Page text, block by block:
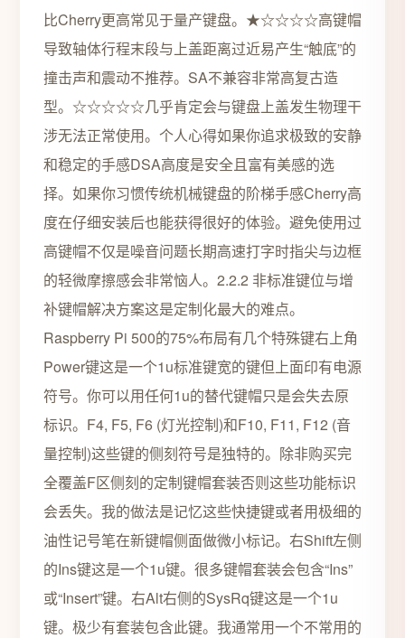
比Cherry更高常见于量产键盘。★☆☆☆☆高键帽
导致轴体行程末段与上盖距离过近易产生“触底”的
撞击声和震动不推荐。SA不兼容非常高复古造
型。☆☆☆☆☆几乎肯定会与键盘上盖发生物理干
涉无法正常使用。个人心得如果你追求极致的安静
和稳定的手感DSA高度是安全且富有美感的选
择。如果你习惯传统机械键盘的阶梯手感Cherry高
度在仔细安装后也能获得很好的体验。避免使用过
高键帽不仅是噪音问题长期高速打字时指尖与边框
的轻微摩擦感会非常恼人。2.2.2 非标准键位与增
补键帽解决方案这是定制化最大的难点。
Raspberry Pi 500的75%布局有几个特殊键右上角
Power键这是一个1u标准键宽的键但上面印有电源
符号。你可以用任何1u的替代键帽只是会失去原
标识。F4, F5, F6 (灯光控制)和F10, F11, F12 (音
量控制)这些键的侧刻符号是独特的。除非购买完
全覆盖F区侧刻的定制键帽套装否则这些功能标识
会丢失。我的做法是记忆这些快捷键或者用极细的
油性记号笔在新键帽侧面做微小标记。右Shift左侧
的Ins键这是一个1u键。很多键帽套装会包含“Ins”
或“Insert”键。右Alt右侧的SysRq键这是一个1u
键。极少有套装包含此键。我通常用一个不常用的